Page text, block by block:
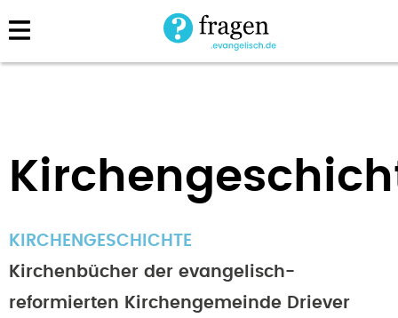
Direkt
zum
KIRCHENGESCHICHTE
Kirchenbücher der evangelisch-
reformierten Kirchengemeinde Driever